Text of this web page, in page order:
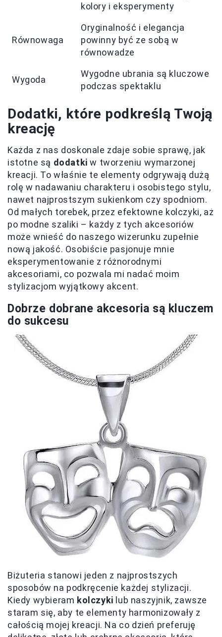
kolory i eksperymenty
Równowaga
Oryginalność i elegancja
powinny być ze sobą w
równowadze
Wygoda
Wygodne ubrania są kluczowe
podczas spektaklu
Dodatki, które podkreślą Twoją
kreację
Każda z nas doskonale zdaje sobie sprawę, jak
istotne są dodatki w tworzeniu wymarzonej
kreacji. To właśnie te elementy odgrywają dużą
rolę w nadawaniu charakteru i osobistego stylu,
nawet najprostszym sukienkom czy spodniom.
Od małych torebek, przez efektowne kolczyki, aż
po modne szaliki – każdy z tych akcesoriów
może wnieść do naszego wizerunku zupełnie
nową jakość. Osobiście pasjonuje mnie
eksperymentowanie z różnorodnymi
akcesoriami, co pozwala mi nadać moim
stylizacjom wyjątkowy akcent.
Dobrze dobrane akcesoria są kluczem
do sukcesu
Biżuteria stanowi jeden z najprostszych
sposobów na podkręcenie każdej stylizacji.
Kiedy wybieram kolczyki lub naszyjnik, zawsze
staram się, aby te elementy harmonizowały z
całością mojej kreacji. Na co dzień preferuję